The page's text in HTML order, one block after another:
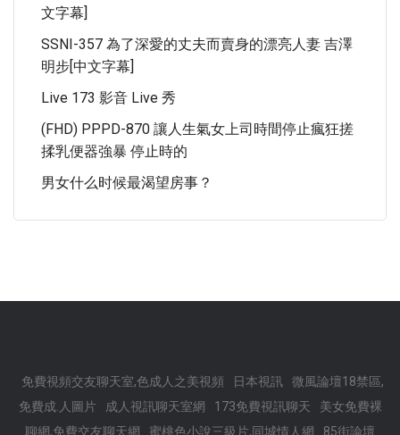
文字幕]
SSNI-357 為了深愛的丈夫而賣身的漂亮人妻 吉澤
明步[中文字幕]
Live 173 影音 Live 秀
(FHD) PPPD-870 讓人生氣女上司時間停止瘋狂搓
揉乳便器強暴 停止時的
男女什么时候最渴望房事？
免費視頻交友聊天室,色成人之美視頻 日本視訊
微風論壇18禁區,
免費成.人圖片
成人視訊聊天室網 173免費視訊聊天
美女免費裸
聊網,免費交友聊天網
蜜桃色小說三級片,同城情人網
85街論壇